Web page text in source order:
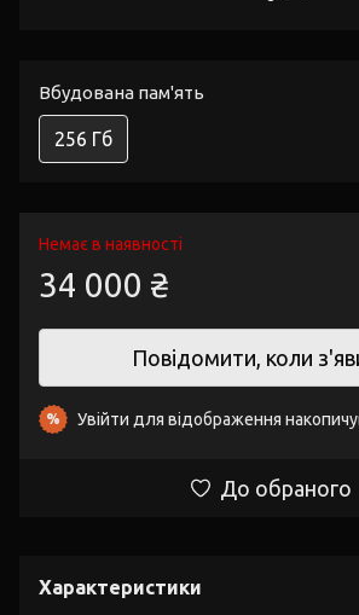
Вбудована пам'ять
256 Гб
Немає в наявності
34 000 ₴
Повідомити, коли
% Увійти для відображення
До обраного
Характеристики